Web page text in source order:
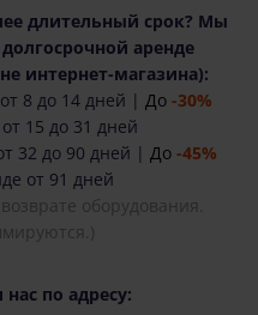
длительный срок? Мы
аренде
интернет-магазина):
8 до 14 дней | До -30%
15 до 31 дней
32 до 90 дней | До -45%
от 91 дней
оборудования.
по адресу: